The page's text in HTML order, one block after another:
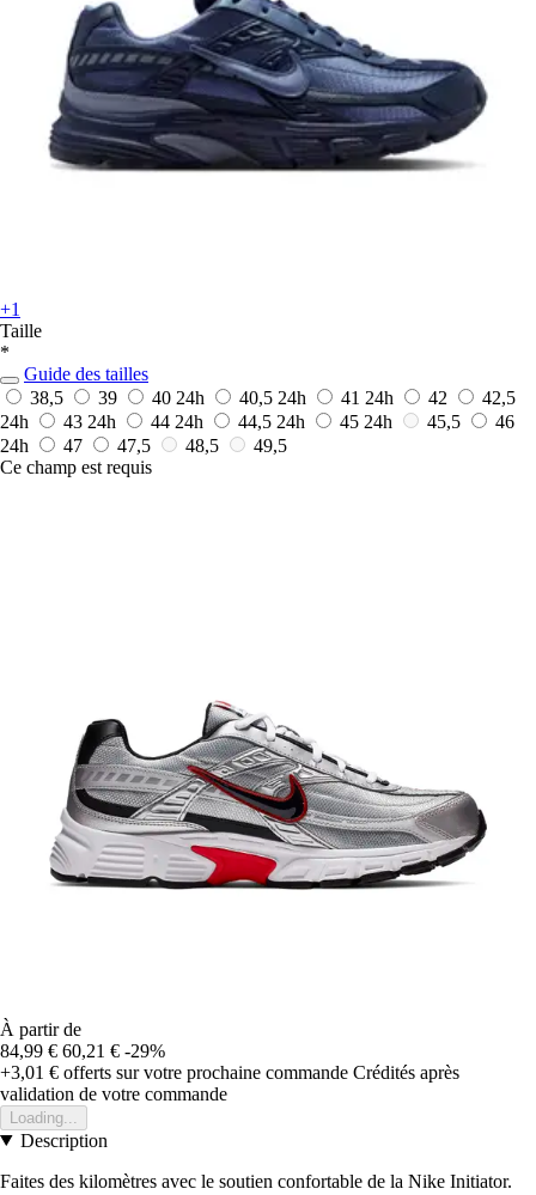
+1
Taille
*
Guide des tailles
38,5
39 40 24h 40,5 24h 41 24h 42
42,5
24h
43 24h 44 24h 44,5 24h 45 24h 45,5
46
24h
47 47,5 48,5
49,5
Ce champ est requis
À partir de
84,99 € 60,21 € -29%
+3,01 € offerts sur votre prochaine commande Crédités après
validation de votre commande
Loading...
Description
Faites des kilomètres avec le soutien confortable de la Nike Initiator.